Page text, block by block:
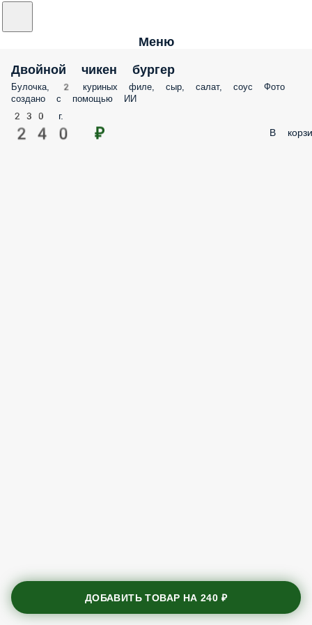
Меню
Двойной чикен бургер
Булочка, 2 куриных филе, сыр, салат, соус Фото
создано с помощью ИИ
230 г.
240 ₽ В
ДОБАВИТЬ ТОВАР НА240 ₽